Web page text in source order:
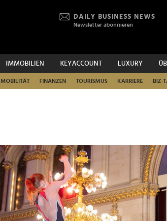
DAILY BUSINESS NEWS
Newsletter abonnieren
IMMOBILIEN KEYACCOUNT LUXURY
MOBILITÄT FINANZEN TOURISMUS KARRIERE BIZ-